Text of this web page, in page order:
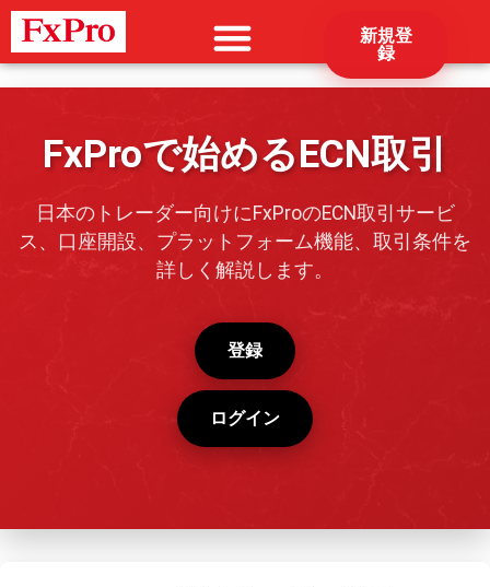
新規登
録
FxProで始めるECN取引
日本のトレーダー向けにFxProのECN取引サービ
ス、口座開設、プラットフォーム機能、取引条件を
詳しく解説します。
登録
ログイン